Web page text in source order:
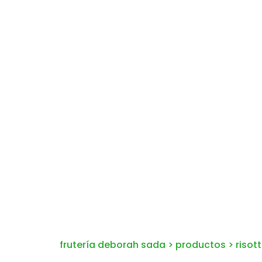
frutería deborah sada > productos >